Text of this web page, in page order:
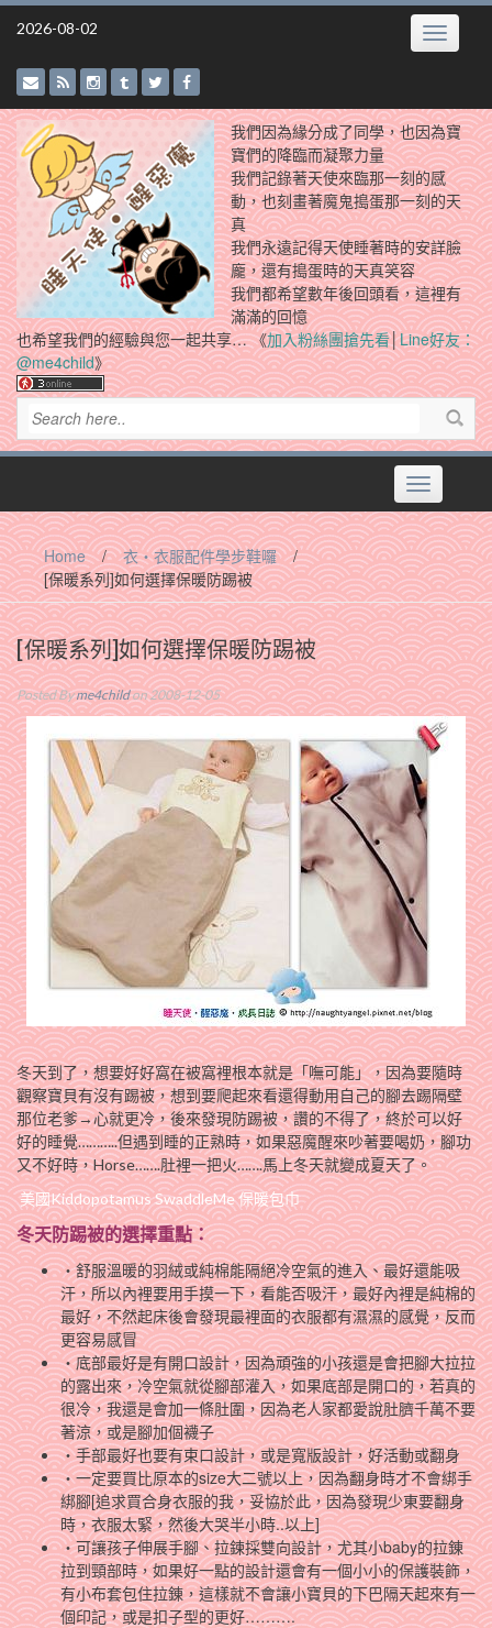
Skip
2026-08-02 Toggle
我們因為緣分成了同學，也因為寶
寶們的降臨而凝聚力量
我們記錄著天使來臨那一刻的感
動，也刻畫著魔鬼搗蛋那一刻的天
真
我們永遠記得天使睡著時的安詳臉
龐，還有搗蛋時的天真笑容
我們都希望數年後回頭看，這裡有
滿滿的回憶
也希望我們的經驗與您一起共享… 《加入粉絲團搶先看│Line好友：
@me4child》
Toggle
navigation
Home / 衣‧衣服配件學步鞋囉
/
[保暖系列]如何選擇保暖防踢被
[保暖系列]如何選擇保暖防踢被
Posted Byme4childon 2008-12-05
冬天到了，想要好好窩在被窩裡根本就是「嘸可能」，因為要隨時
觀察寶貝有沒有踢被，想到要爬起來看還得動用自己的腳去踢隔壁
那位老爹→心就更冷，後來發現防踢被，讚的不得了，終於可以好
好的睡覺………..但遇到睡的正熟時，如果惡魔醒來吵著要喝奶，腳功
又不好時，Horse…….肚裡一把火…….馬上冬天就變成夏天了。
美國Kiddopotamus SwaddleMe 保暖包巾
冬天防踢被的選擇重點：
‧舒服溫暖的羽絨或純棉能隔絕冷空氣的進入、最好還能吸
汗，所以內裡要用手摸一下，看能否吸汗，最好內裡是純棉的
最好，不然起床後會發現最裡面的衣服都有濕濕的感覺，反而
更容易感冒
‧底部最好是有開口設計，因為頑強的小孩還是會把腳大拉拉
的露出來，冷空氣就從腳部灌入，如果底部是開口的，若真的
很冷，我還是會加一條肚圍，因為老人家都愛說肚臍千萬不要
著涼，或是腳加個襪子
‧手部最好也要有束口設計，或是寬版設計，好活動或翻身
‧一定要買比原本的size大二號以上，因為翻身時才不會綁手
綁腳[追求買合身衣服的我，妥協於此，因為發現少東要翻身
時，衣服太緊，然後大哭半小時..以上]
‧可讓孩子伸展手腳、拉鍊採雙向設計，尤其小baby的拉錬
拉到頸部時，如果好一點的設計還會有一個小小的保護裝飾，
有小布套包住拉錬，這樣就不會讓小寶貝的下巴隔天起來有一
個印記，或是扣子型的更好……….